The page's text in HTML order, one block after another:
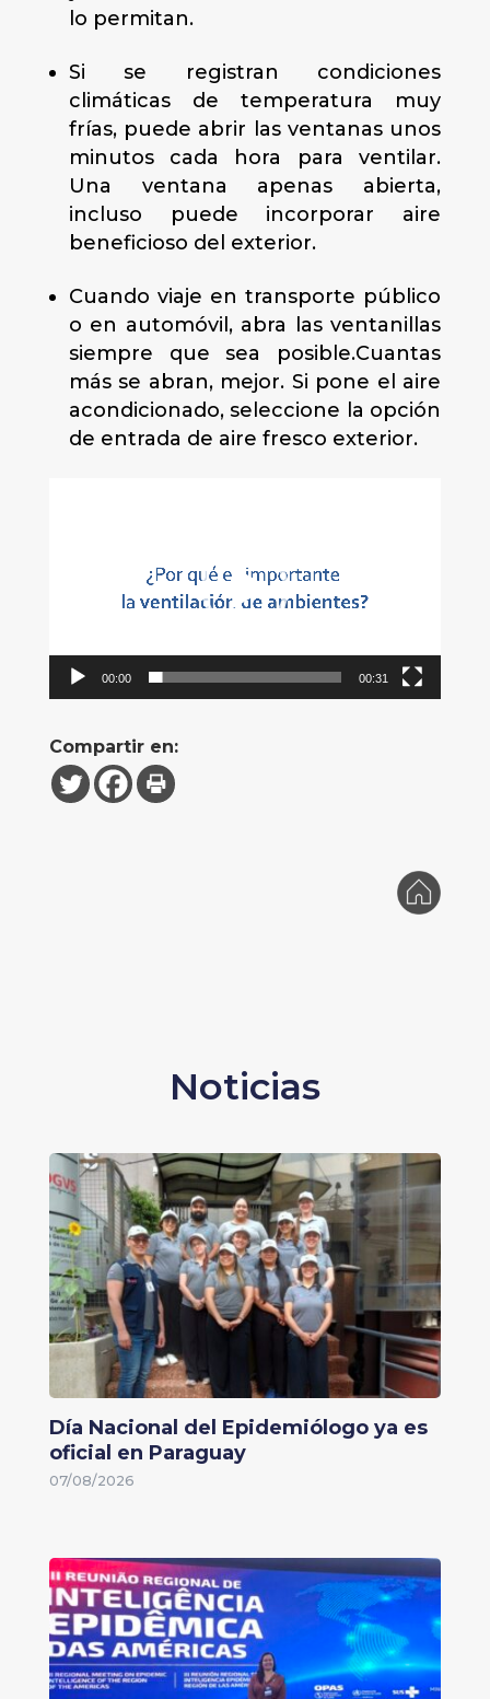
lo permitan.
Si se registran condiciones
climáticas de temperatura muy
frías, puede abrir las ventanas unos
minutos cada hora para ventilar.
Una ventana apenas abierta,
incluso puede incorporar aire
beneficioso del exterior.
Cuando viaje en transporte público
o en automóvil, abra las ventanillas
siempre que sea posible.Cuantas
más se abran, mejor. Si pone el aire
acondicionado, seleccione la opción
de entrada de aire fresco exterior.
00:00 00:31
Compartir en:
Noticias
Día Nacional del Epidemiólogo ya es
oficial en Paraguay
07/08/2026